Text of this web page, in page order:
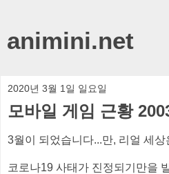
animini.net
2020년 3월 1일 일요일
모바일 게임 근황
3월이 되었습니다...만, 리얼 세
코로나19 사태가 진정되기만을